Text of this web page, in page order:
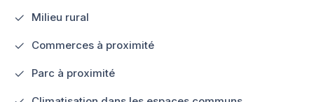
Milieu rural
Commerces à proximité
Parc à proximité